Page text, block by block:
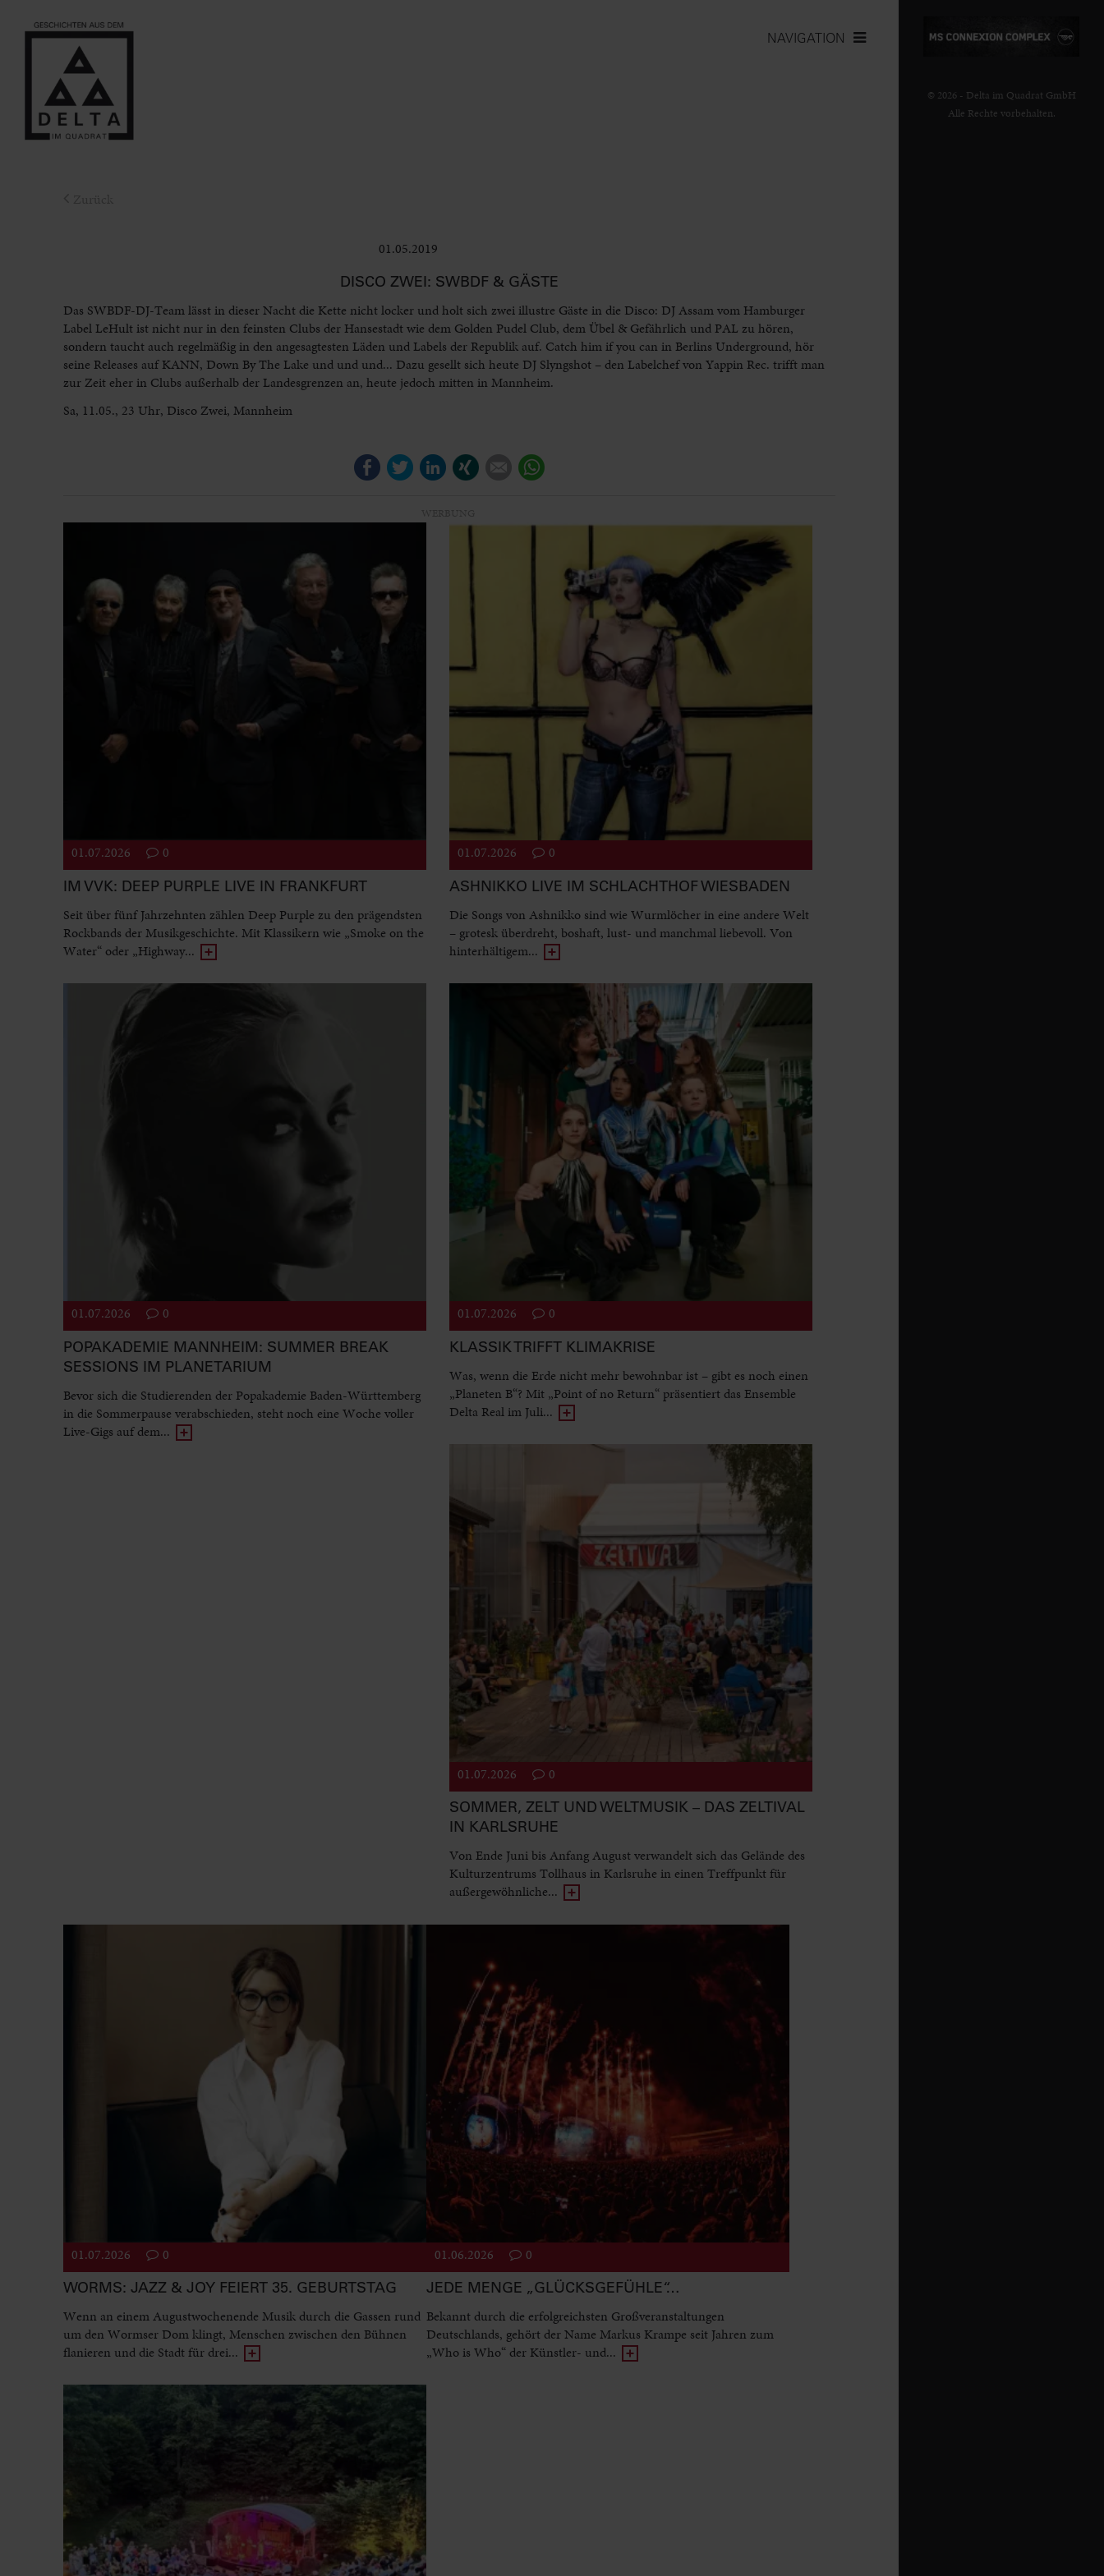
NAVIGATION
01.05.2019
DISCO ZWEI: SWBDF & GÄSTE
Das SWBDF-DJ-Team lässt in dieser Nacht die Kette nicht locker und holt sich zwei illustre Gäste in die Disco: DJ Assam vom Hamburger
Label LeHult ist nicht nur in den feinsten Clubs der Hansestadt wie dem Golden Pudel Club, dem Übel & Gefährlich und PAL zu hören,
sondern taucht auch regelmäßig in den angesagtesten Läden und Labels der Republik auf. Catch him if you can in Berlins Underground, hör
seine Releases auf KANN, Down By The Lake und und und... Dazu gesellt sich heute DJ Slyngshot – den Labelchef von Yappin Rec. trifft man
zur Zeit eher in Clubs außerhalb der Landesgrenzen an, heute jedoch mitten in Mannheim.
Sa, 11.05., 23 Uhr, Disco Zwei, Mannheim
FacebookTwitterLinkedIn E-mail
01.07.2026 0
IM VVK: DEEP PURPLE LIVE IN FRANKFURT
Seit über fünf Jahrzehnten zählen Deep Purple zu den prägendsten
Rockbands der Musikgeschichte. Mit Klassikern wie „Smoke on the
Water“ oder „Highway...
01.07.2026 0
ASHNIKKO LIVE IM SCHLACHTHOF WIESBADEN
Die Songs von Ashnikko sind wie Wurmlöcher in eine andere Welt
– grotesk überdreht, boshaft, lust- und manchmal liebevoll. Von
hinterhältigem...
01.07.2026 0
POPAKADEMIE MANNHEIM: SUMMER BREAK
SESSIONS IM PLANETARIUM
Bevor sich die Studierenden der Popakademie Baden-Württemberg
in die Sommerpause verabschieden, steht noch eine Woche voller
Live-Gigs auf dem...
01.07.2026 0
KLASSIK TRIFFT KLIMAKRISE
Was, wenn die Erde nicht mehr bewohnbar ist – gibt es noch einen
„Planeten B“? Mit „Point of no Return“ präsentiert das Ensemble
Delta Real im Juli...
01.07.2026 0
SOMMER, ZELT UND WELTMUSIK – DAS ZELTIVAL
IN KARLSRUHE
Von Ende Juni bis Anfang August verwandelt sich das Gelände des
Kulturzentrums Tollhaus in Karlsruhe in einen Treffpunkt für
außergewöhnliche...
01.07.2026 0
WORMS: JAZZ & JOY FEIERT 35. GEBURTSTAG
Wenn an einem Augustwochenende Musik durch die Gassen rund
um den Wormser Dom klingt, Menschen zwischen den Bühnen
flanieren und die Stadt für drei...
01.06.2026 0
JEDE MENGE „GLÜCKSGEFÜHLE“…
Bekannt durch die erfolgreichsten Großveranstaltungen
Deutschlands, gehört der Name Markus Krampe seit Jahren zum
„Who is Who“ der Künstler- und...
© 2026 - Delta im Quadrat GmbH
Alle Rechte vorbehalten.